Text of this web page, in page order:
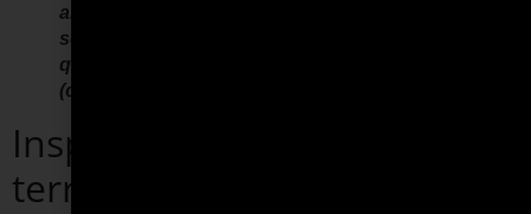
arquivo pessoal Roberto Zullino) e, na
sequência, imagem de prova de motociclismo
que disputou no início dos anos 1970
(crédito: arquivo pessoal Roberto Zullino).
Inspiração em corridas na
terra